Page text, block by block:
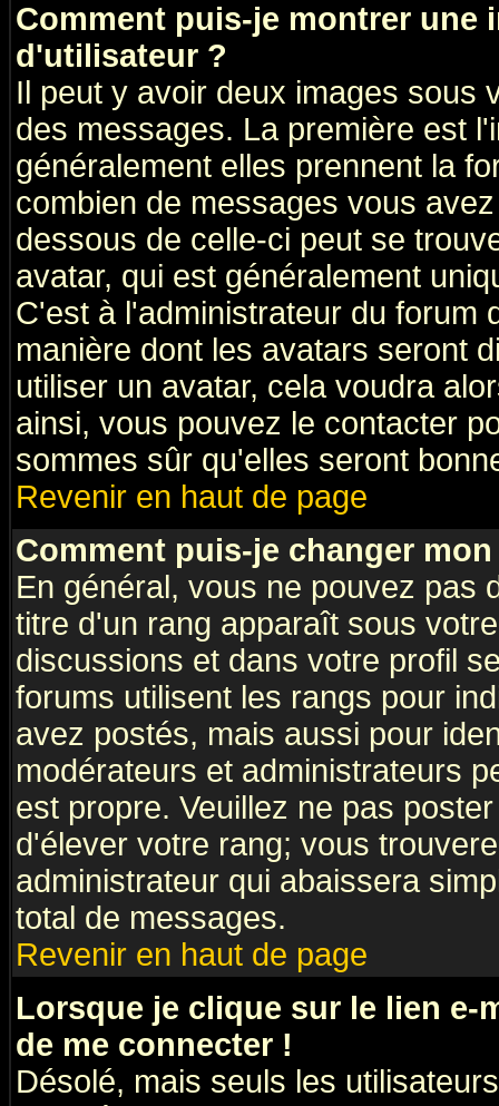
Comment puis-je montrer une
d'utilisateur ?
Il peut y avoir deux images sous
des messages. La première est
généralement elles prennent la
combien de messages vous
dessous de celle-ci peut se
avatar, qui est généralement
C'est à l'administrateur du forum
manière dont les avatars seront
utiliser un avatar, cela voudra
ainsi, vous pouvez le contacter
sommes sûr qu'elles seront
Revenir en haut de page
Comment puis-je changer
En général, vous ne pouvez pas
titre d'un rang apparaît sous
discussions et dans votre profil
forums utilisent les rangs pour
avez postés, mais aussi pour
modérateurs et administrateurs
est propre. Veuillez ne pas
d'élever votre rang; vous
administrateur qui abaissera
total de messages.
Revenir en haut de page
Lorsque je clique sur le lien e-
de me connecter !
Désolé, mais seuls les